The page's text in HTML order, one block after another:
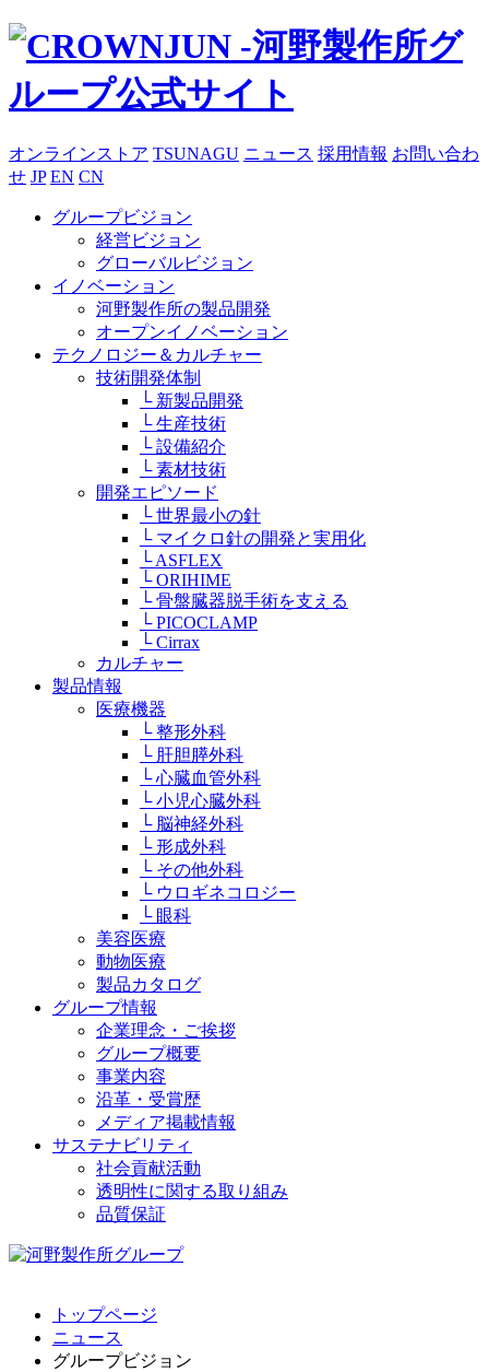
オンラインストア TSUNAGU ニュース 採用情報 お問い合わ
せ JP EN CN
グループビジョン
経営ビジョン
グローバルビジョン
イノベーション
河野製作所の製品開発
オープンイノベーション
テクノロジー＆カルチャー
技術開発体制
└ 新製品開発
└ 生産技術
└ 設備紹介
└ 素材技術
開発エピソード
└ 世界最小の針
└ マイクロ針の開発と実用化
└ ASFLEX
└ ORIHIME
└ 骨盤臓器脱手術を支える
└ PICOCLAMP
└ Cirrax
カルチャー
製品情報
医療機器
└ 整形外科
└ 肝胆膵外科
└ 心臓血管外科
└ 小児心臓外科
└ 脳神経外科
└ 形成外科
└ その他外科
└ ウロギネコロジー
└ 眼科
美容医療
動物医療
製品カタログ
グループ情報
企業理念・ご挨拶
グループ概要
事業内容
沿革・受賞歴
メディア掲載情報
サステナビリティ
社会貢献活動
透明性に関する取り組み
品質保証
トップページ
ニュース
グループビジョン